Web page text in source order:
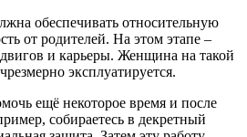
обеспечивать относительную
от родителей. На этом этапе –
и карьеры. Женщина на такой
эксплуатируется.
ещё некоторое время и после
собираетесь в декретный